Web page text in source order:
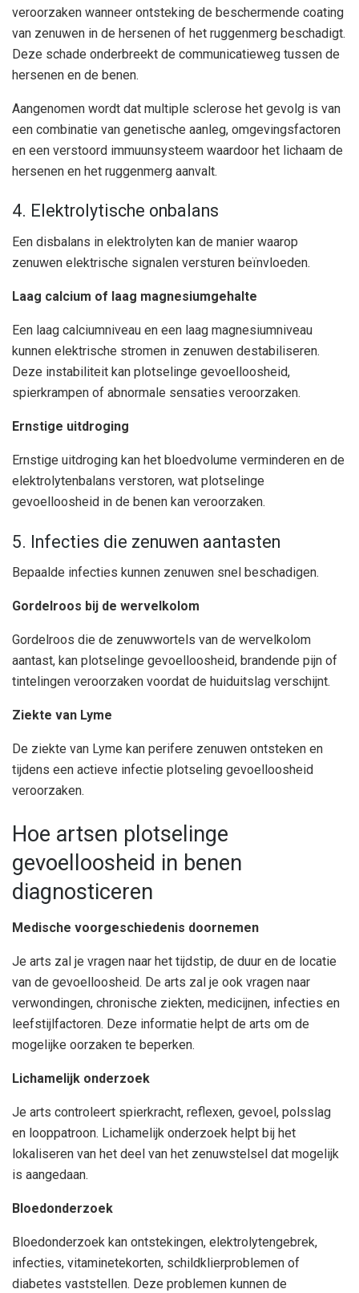
veroorzaken wanneer ontsteking de beschermende coating
van zenuwen in de hersenen of het ruggenmerg beschadigt.
Deze schade onderbreekt de communicatieweg tussen de
hersenen en de benen.
Aangenomen wordt dat multiple sclerose het gevolg is van
een combinatie van genetische aanleg, omgevingsfactoren
en een verstoord immuunsysteem waardoor het lichaam de
hersenen en het ruggenmerg aanvalt.
4. Elektrolytische onbalans
Een disbalans in elektrolyten kan de manier waarop
zenuwen elektrische signalen versturen beïnvloeden.
Laag calcium of laag magnesiumgehalte
Een laag calciumniveau en een laag magnesiumniveau
kunnen elektrische stromen in zenuwen destabiliseren.
Deze instabiliteit kan plotselinge gevoelloosheid,
spierkrampen of abnormale sensaties veroorzaken.
Ernstige uitdroging
Ernstige uitdroging kan het bloedvolume verminderen en de
elektrolytenbalans verstoren, wat plotselinge
gevoelloosheid in de benen kan veroorzaken.
5. Infecties die zenuwen aantasten
Bepaalde infecties kunnen zenuwen snel beschadigen.
Gordelroos bij de wervelkolom
Gordelroos die de zenuwwortels van de wervelkolom
aantast, kan plotselinge gevoelloosheid, brandende pijn of
tintelingen veroorzaken voordat de huiduitslag verschijnt.
Ziekte van Lyme
De ziekte van Lyme kan perifere zenuwen ontsteken en
tijdens een actieve infectie plotseling gevoelloosheid
veroorzaken.
Hoe artsen plotselinge
gevoelloosheid in benen
diagnosticeren
Medische voorgeschiedenis doornemen
Je arts zal je vragen naar het tijdstip, de duur en de locatie
van de gevoelloosheid. De arts zal je ook vragen naar
verwondingen, chronische ziekten, medicijnen, infecties en
leefstijlfactoren. Deze informatie helpt de arts om de
mogelijke oorzaken te beperken.
Lichamelijk onderzoek
Je arts controleert spierkracht, reflexen, gevoel, polsslag
en looppatroon. Lichamelijk onderzoek helpt bij het
lokaliseren van het deel van het zenuwstelsel dat mogelijk
is aangedaan.
Bloedonderzoek
Bloedonderzoek kan ontstekingen, elektrolytengebrek,
infecties, vitaminetekorten, schildklierproblemen of
diabetes vaststellen. Deze problemen kunnen de